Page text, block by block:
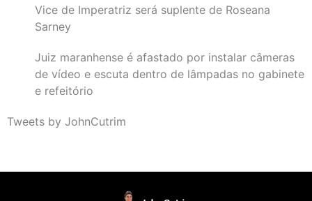
Vice de Imperatriz será suplente de Roseana
Sarney
Juiz maranhense é afastado por instalar câmeras
de vídeo e escuta dentro de lâmpadas no gabinete
e refeitório
Tweets by JohnCutrim